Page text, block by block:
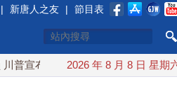
| 新唐人之友 | 節目表
宣布礦業投資20億美元 中東
2026 年 8 月 8 日 星期